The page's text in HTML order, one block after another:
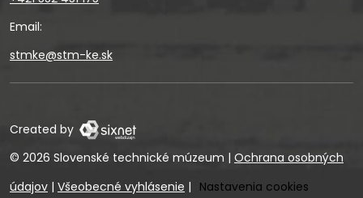
Email:
stmke@stm-ke.sk
Created by
© 2026 Slovenské technické múzeum | Ochrana osobných
údajov | Všeobecné vyhlásenie | Nastavenia cookies